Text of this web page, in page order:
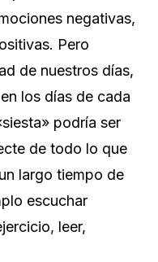
negativas,
Pero
de nuestros días,
los días de cada
podría ser
de todo lo que
largo tiempo de
escuchar
leer,